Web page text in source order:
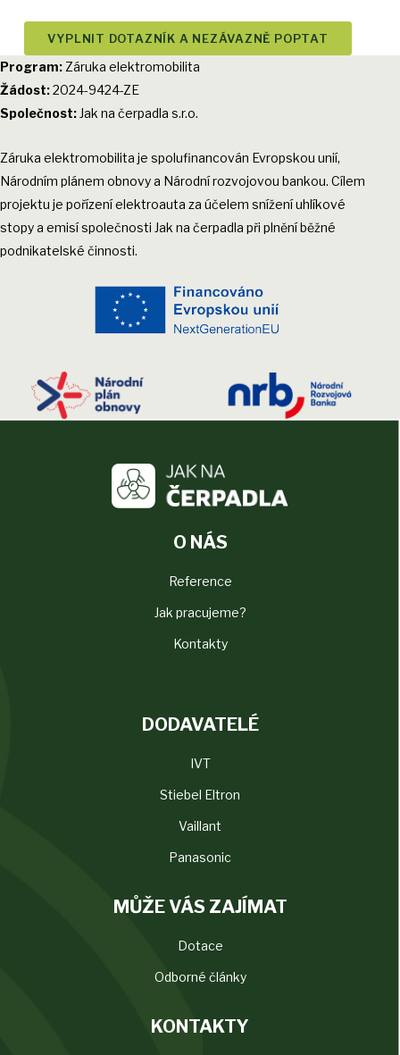
VYPLNIT DOTAZNÍK A NEZÁVAZNĚ POPTAT
Program:Záruka elektromobilita
Žádost:2024-9424-ZE
Společnost:Jak na čerpadla s.r.o.
Záruka elektromobilita je spolufinancován Evropskou unií,
Národním plánem obnovy a Národní rozvojovou bankou. Cílem
projektu je pořízení elektroauta za účelem snížení uhlíkové
stopy a emisí společnosti Jak na čerpadla při plnění běžné
podnikatelské činnosti.
O NÁS
Reference
Jak pracujeme?
Kontakty
DODAVATELÉ
IVT
Stiebel Eltron
Vaillant
Panasonic
MŮŽE VÁS ZAJÍMAT
Dotace
Odborné články
KONTAKTY